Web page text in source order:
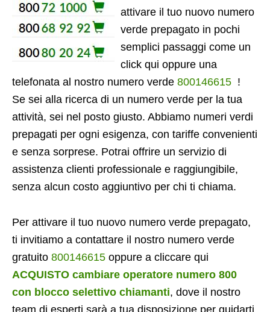
attivare il tuo nuovo numero
verde prepagato in pochi
semplici passaggi come un
click qui oppure una
telefonata al nostro numero verde 800146615 !
Se sei alla ricerca di un numero verde per la tua
attività, sei nel posto giusto. Abbiamo numeri verdi
prepagati per ogni esigenza, con tariffe convenienti
e senza sorprese. Potrai offrire un servizio di
assistenza clienti professionale e raggiungibile,
senza alcun costo aggiuntivo per chi ti chiama.
Per attivare il tuo nuovo numero verde prepagato,
ti invitiamo a contattare il nostro numero verde
gratuito 800146615 oppure a cliccare qui
ACQUISTO cambiare operatore numero 800
con blocco selettivo chiamanti, dove il nostro
team di esperti sarà a tua disposizione per guidarti